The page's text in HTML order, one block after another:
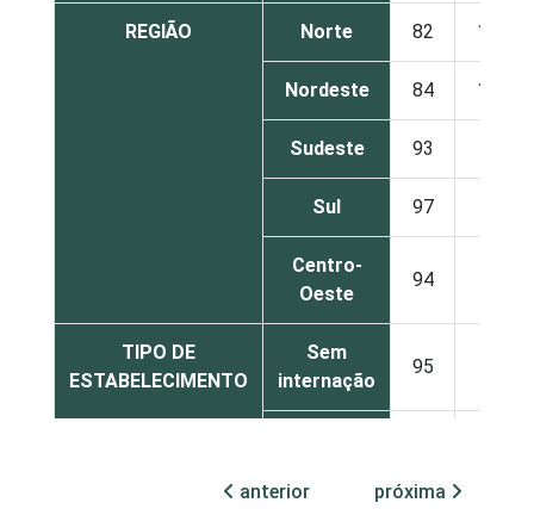
REGIÃO Norte 82 18
Nordeste 84 16
Sudeste 93
Sul 97
Centro-
Oeste
94
TIPO DE
ESTABELECIMENTO
Sem
internação
95
(até 50
69
anterior próxima